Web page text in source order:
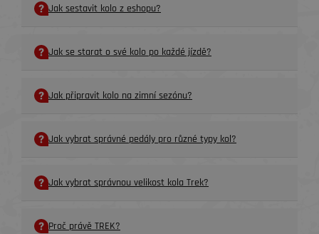
Jak sestavit kolo z eshopu?
Jak se starat o své kolo po každé jízdě?
Jak připravit kolo na zimní sezónu?
Jak vybrat správné pedály pro různé typy kol?
Jak vybrat správnou velikost kola Trek?
Proč právě TREK?